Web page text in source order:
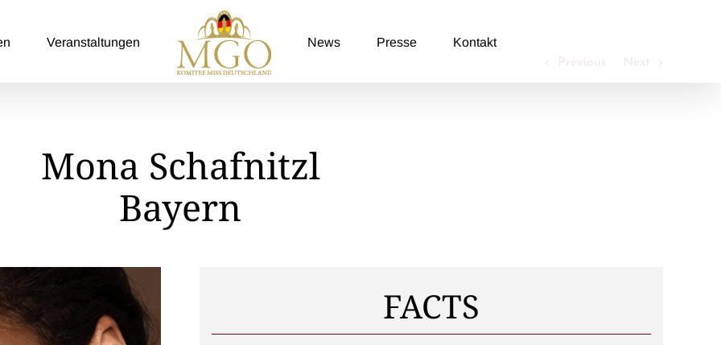
Veranstaltungen News Presse Kontakt
Previous Next
Mona Schafnitzl
Bayern
FACTS